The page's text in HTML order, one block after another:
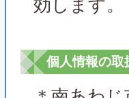
効します。
個人情報の取